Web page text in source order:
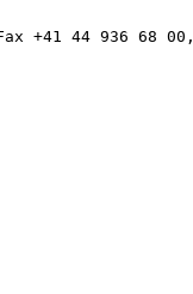
+41 44 936 68 00,